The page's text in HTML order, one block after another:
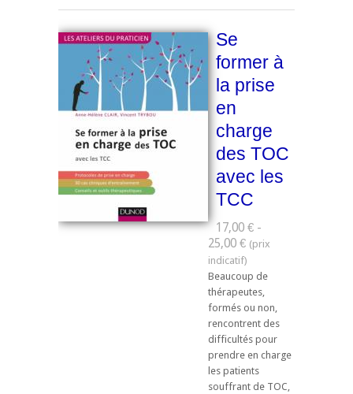
Se
former à
la prise
en
charge
des TOC
avec les
TCC
17,00 € -
25,00 €
Beaucoup de
thérapeutes,
formés ou non,
rencontrent des
difficultés pour
prendre en charge
les patients
souffrant de TOC,